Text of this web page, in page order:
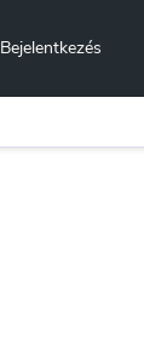
Bejelentkezés